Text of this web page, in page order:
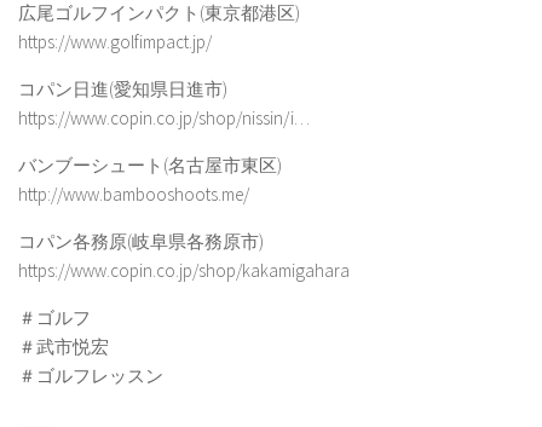
広尾ゴルフインパクト(東京都港区)
https://www.golfimpact.jp/​
コパン日進(愛知県日進市)
https://www.copin.co.jp/shop/nissin/i…​
バンブーシュート(名古屋市東区)
http://www.bambooshoots.me/​
コパン各務原(岐阜県各務原市)
https://www.copin.co.jp/shop/kakamigahara
＃ゴルフ
＃武市悦宏
＃ゴルフレッスン